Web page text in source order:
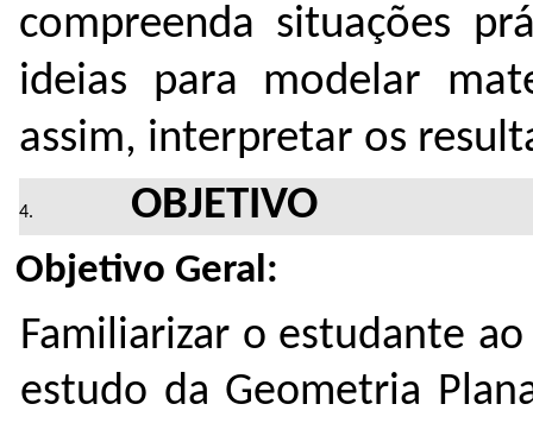
compreenda situações
ideias para modelar
assim, interpretar os
OBJETIVO
Objetivo Geral:
Familiarizar o estudante
estudo da Geometria